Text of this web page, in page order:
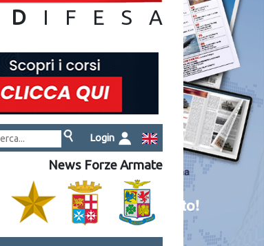
D IFES A
Login
News Forze Armate